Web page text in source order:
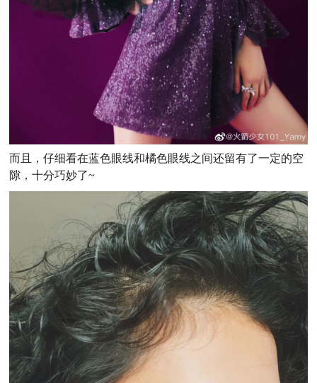
而且，仔细看在蓝色眼线和橘色眼线之间还留有了一定的空
隙，十分巧妙了~